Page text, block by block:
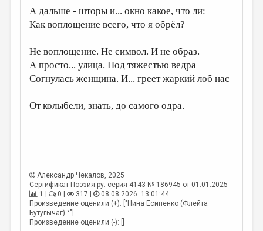
ОТ РЕДАКЦИИ
МАЛАЯ ПРОЗА
ЭССЕИСТИКА
РЕЦЕНЗИРОВАНИЕ
ЦИКЛЫ ПУБЛИКАЦИЙ
ТРЕДИАКОВСКИЙ
А дальше - шторы и... окно какое, что ли:
Как воплощение всего, что я обрёл?
Не воплощение. Не символ. И не образ.
А просто... улица. Под тяжестью ведра
Согнулась женщина. И... греет жаркий лоб нас
От колыбели, знать, до самого одра.
Александр Чекалов, 2025
Сертификат Поэзия.ру: серия 4143 № 186945 от 01.01.2025
1 |
0 | 317 |
08.08.2026. 13:01:44
Произведение оценили (+): ["Нина Есипенко (Флейта
Бутугычаг) °"]
Произведение оценили (-): []